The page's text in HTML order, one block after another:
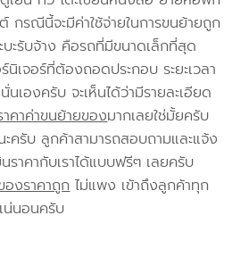
รณีนี้จะมีค่าใช้จ่ายในการขนย้ายถูก
บะรับจ้าง คือรถที่มีขนาดเล็กที่สุด
เจอร์ที่ต้องถอดประกอบ ระยะเวลา
เองครับ จะเห็นได้ว่ามีรายละเอียด
าคาค่าขนย้ายของมากเลยใช่มั้ยครับ
ครับ ลูกค้าสามารถสอบถามและแจ้ง
ราคากับเราได้แบบฟรีๆ เลยครับ
องราคาถูกไม่แพง เข้าถึงลูกค้าทุก
น่นอนครับ